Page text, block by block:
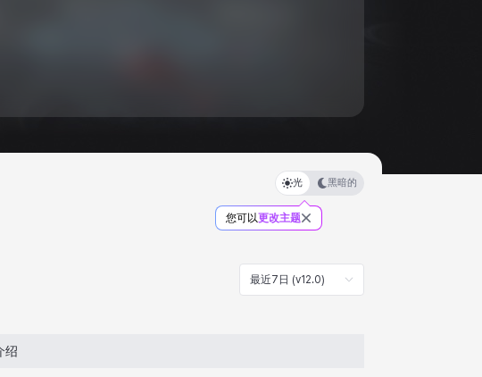
光 黑暗的
您可以更改主题
最近7日 (v12.0)
绍